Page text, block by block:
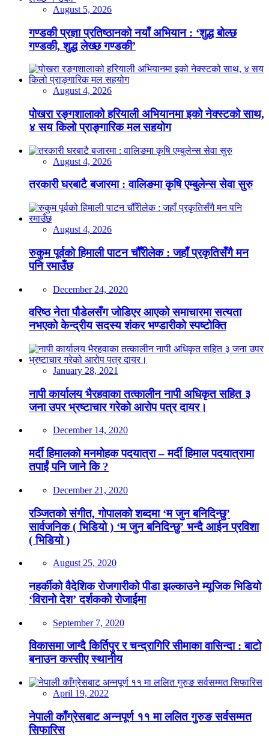
August 5, 2026
गण्डकी प्रज्ञा प्रतिष्ठानको नयाँ अभियान : ‘शुद्ध बोल्छ
गण्डकी, शुद्ध लेख्छ गण्डकी’
August 4, 2026
पोखरा रङ्गशालाको हरियाली अभियानमा इको नेक्स्टको साथ,
४ सय किलो प्राङ्गारिक मल सहयोग
August 4, 2026
तरकारी घरबाटै बजारमा : वालिङमा कृषि एम्बुलेन्स सेवा सुरु
August 4, 2026
रुकुम पूर्वको हिमाली पाटन चौँरीलेक : जहाँ प्रकृतिसँगै मन
पनि रमाउँछ
December 24, 2020
वरिष्ठ नेता पौडेलसँग जोडिएर आएको समाचारमा सत्यता
नभएको केन्द्रीय सदस्य शंकर भण्डारीको स्पष्टोक्ति
January 28, 2021
नापी कार्यालय भैरहवाका तत्कालीन नापी अधिकृत सहित ३
जना उपर भ्रष्टाचार गरेको आरोप पत्र दायर।
December 14, 2020
मर्दी हिमालको मनमोहक पदयात्रा – मर्दी हिमाल पदयात्रामा
तपाईं पनि जाने कि ?
December 21, 2020
रञ्जितको संगीत, गोपालको शब्दमा ‘म जुन बनिदिन्छु’
सार्वजनिक ( भिडियो ) ‘म जुन बनिदिन्छु’ भन्दै आईन प्रविशा
( भिडियो )
August 25, 2020
नहर्कीको वैदेशिक रोजगारीको पीडा झल्काउने म्यूजिक भिडियो
‘विरानो देश’ दर्शकको रोजाईमा
September 7, 2020
विकासमा जाग्दै किर्तिपुर र चन्द्रागिरि सीमाका वासिन्दा : बाटो
बनाउन कस्सीए स्थानीय
April 19, 2022
नेपाली काँग्रेसबाट अन्नपूर्ण ११ मा ललित गुरुङ सर्वसम्मत
सिफारिस